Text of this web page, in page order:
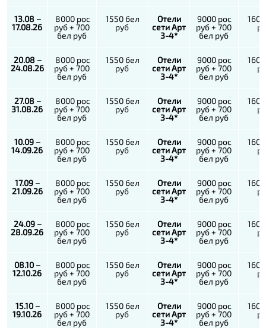
13.08 –
17.08.26
8000 рос
руб + 700
бел руб
1550 бел
руб
Отели
сети Арт
3-4*
9000 рос
руб + 700
бел руб
20.08 –
24.08.26
8000 рос
руб + 700
бел руб
1550 бел
руб
Отели
сети Арт
3-4*
9000 рос
руб + 700
бел руб
27.08 –
31.08.26
8000 рос
руб + 700
бел руб
1550 бел
руб
Отели
сети Арт
3-4*
9000 рос
руб + 700
бел руб
10.09 –
14.09.26
8000 рос
руб + 700
бел руб
1550 бел
руб
Отели
сети Арт
3-4*
9000 рос
руб + 700
бел руб
17.09 –
21.09.26
8000 рос
руб + 700
бел руб
1550 бел
руб
Отели
сети Арт
3-4*
9000 рос
руб + 700
бел руб
24.09 –
28.09.26
8000 рос
руб + 700
бел руб
1550 бел
руб
Отели
сети Арт
3-4*
9000 рос
руб + 700
бел руб
08.10 –
12.10.26
8000 рос
руб + 700
бел руб
1550 бел
руб
Отели
сети Арт
3-4*
9000 рос
руб + 700
бел руб
15.10 –
19.10.26
8000 рос
руб + 700
бел руб
1550 бел
руб
Отели
сети Арт
3-4*
9000 рос
руб + 700
бел руб